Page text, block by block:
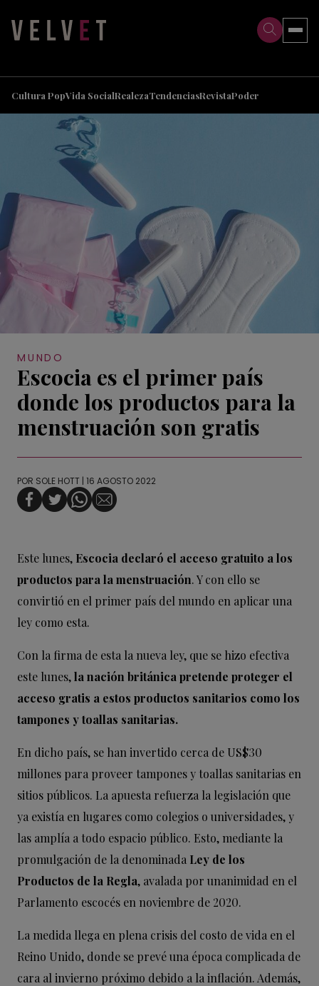
Cultura PopVida SocialRealezaTendenciasRevistaPoder
MUNDO
Escocia es el primer país
donde los productos para la
menstruación son gratis
POR SOLE HOTT | 16 AGOSTO 2022
Este lunes, Escocia declaró el acceso gratuito a los
productos para la menstruación. Y con ello se
convirtió en el primer país del mundo en aplicar una
ley como esta.
Con la firma de esta la nueva ley, que se hizo efectiva
este lunes,la nación británica pretende proteger el
acceso gratis a estos productos sanitarios como los
tampones y toallas sanitarias.
En dicho país, se han invertido cerca de US$30
millones para proveer tampones y toallas sanitarias en
sitios públicos. La apuesta refuerza la legislación que
ya existía en lugares como colegios o universidades, y
las amplía a todo espacio público. Esto, mediante la
promulgación de la denominada Ley de los
Productos de la Regla, avalada por unanimidad en el
Parlamento escocés en noviembre de 2020.
La medida llega en plena crisis del costo de vida en el
Reino Unido, donde se prevé una época complicada de
cara al invierno próximo debido a la inflación. Además,